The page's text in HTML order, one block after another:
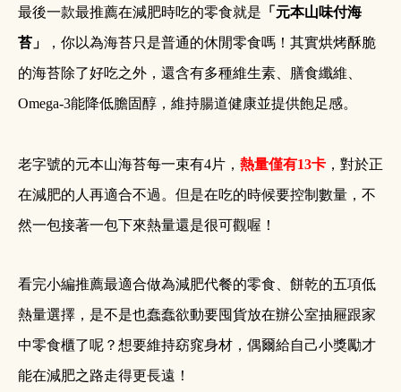
最後一款最推薦在減肥時吃的零食就是 「元本山味付海
苔」
，你以為海苔只是普通的休閒零食嗎！其實烘烤酥脆
的海苔除了好吃之外，還含有多種維生素、膳食纖維、
Omega-3能降低膽固醇，維持腸道健康並提供飽足感。
老字號的元本山海苔每一束有4片， 熱量僅有13卡 ，對於正
在減肥的人再適合不過。但是在吃的時候要控制數量，不
然一包接著一包下來熱量還是很可觀喔！
看完小編推薦最適合做為減肥代餐的零食、餅乾的五項低
熱量選擇，是不是也蠢蠢欲動要囤貨放在辦公室抽屜跟家
中零食櫃了呢？想要維持窈窕身材，偶爾給自己小獎勵才
能在減肥之路走得更長遠！